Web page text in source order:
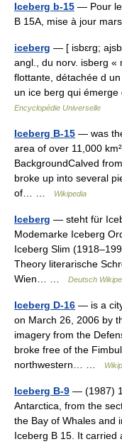
Iceberg b-15 — Pour
B 15A, mise à jour
iceberg — [ isbɛrg;
angl., du norv. isberg «
flottante, détachée d
un ice berg qui
Encyclopédie Universelle
Iceberg B-15 — was
area of over 11,000
BackgroundCalved
broke up into several
of… …
Wikipedia
Iceberg — steht für
Modemarke Iceberg
Iceberg Slim
Theory literarische
Wien… …
Deutsch
Iceberg D-16 — is a
on March 26, 2006 by
imagery from the
broke free of the
northwestern… …
Iceberg B-9 — (1987)
Antarctica, from the
the Bay of Whales and
Iceberg B 15. It carried